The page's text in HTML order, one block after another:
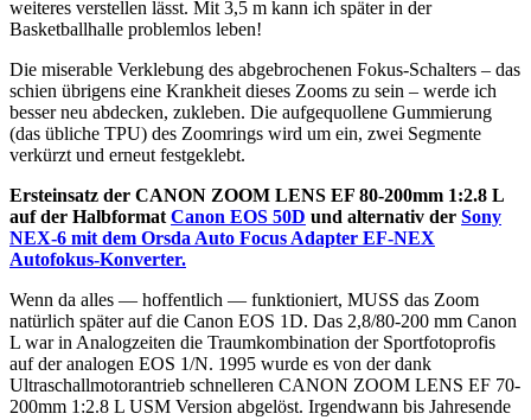
weiteres verstellen lässt. Mit 3,5 m kann ich später in der
Basketballhalle problemlos leben!
Die miserable Verklebung des abgebrochenen Fokus-Schalters – das
schien übrigens eine Krankheit dieses Zooms zu sein – werde ich
besser neu abdecken, zukleben. Die aufgequollene Gummierung
(das übliche TPU) des Zoomrings wird um ein, zwei Segmente
verkürzt und erneut festgeklebt.
Ersteinsatz der CANON ZOOM LENS EF 80-200mm 1:2.8 L
auf der Halbformat Canon EOS 50D und alternativ der Sony
NEX-6 mit dem Orsda Auto Focus Adapter EF-NEX
Autofokus-Konverter.
Wenn da alles — hoffentlich — funktioniert, MUSS das Zoom
natürlich später auf die Canon EOS 1D. Das 2,8/80-200 mm Canon
L war in Analogzeiten die Traumkombination der Sportfotoprofis
auf der analogen EOS 1/N. 1995 wurde es von der dank
Ultraschallmotorantrieb schnelleren CANON ZOOM LENS EF 70-
200mm 1:2.8 L USM Version abgelöst. Irgendwann bis Jahresende